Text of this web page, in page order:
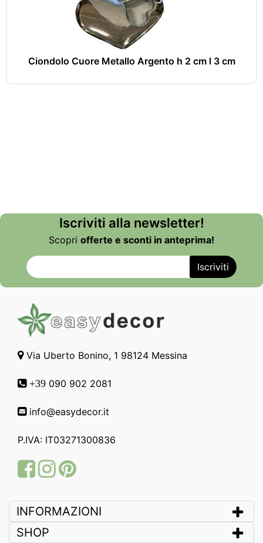
Ciondolo Cuore Metallo Argento h 2 cm l 3 cm
Iscriviti alla newsletter!
Scopri offerte e sconti in anteprima!
Via Uberto Bonino, 1 98124 Messina
+39 090 902 2081
info@easydecor.it
P.IVA: IT03271300836
FacebookInstagram
Pinterest
INFORMAZIONI
SHOP